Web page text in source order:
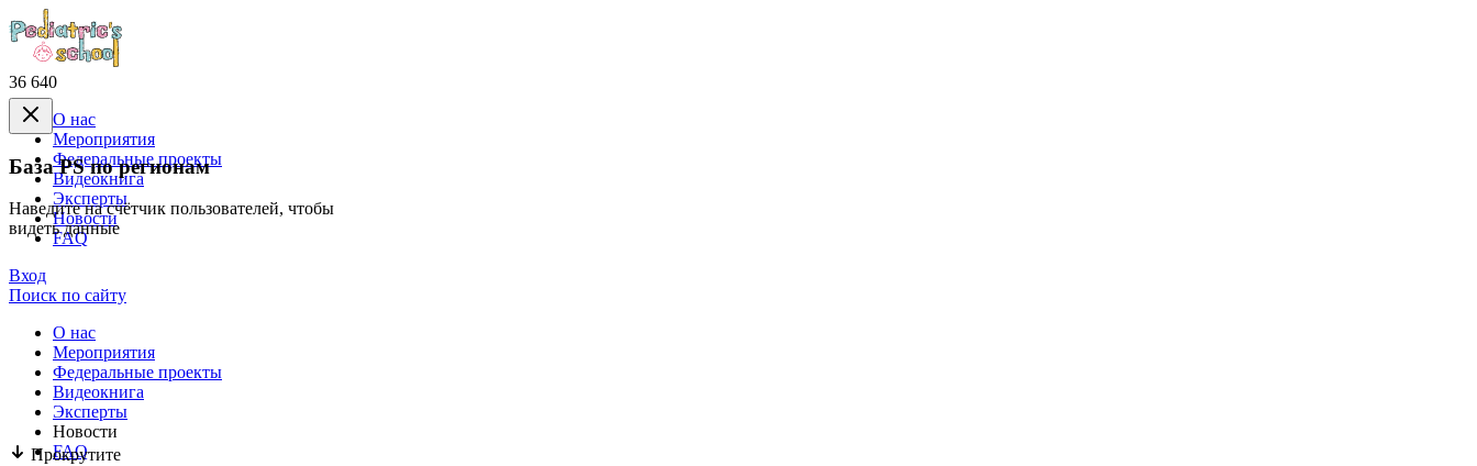
36 640
База PS по регионам
Наведите на счётчик пользователей, чтобы
видеть данные
Прокрутите
О нас
Mероприятия
Федеральные проекты
Видеокнига
Эксперты
Новости
FAQ
Вход
Поиск по сайту
О нас
Mероприятия
Федеральные проекты
Видеокнига
Эксперты
Новости
FAQ